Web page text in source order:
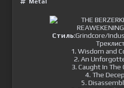
Metal
Стиль:Grindcore/
1. Wisdom and
2. An
3. Caught In The
4. The
5.